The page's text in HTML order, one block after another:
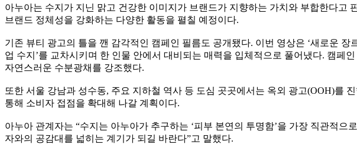
아누아는 수지가 지닌 맑고 건강한 이미지가 브랜드가 지향하는 가치와 부합한다고
브랜드 정체성을 강화하는 다양한 활동을 펼칠 예정이다.
기존 뷰티 광고의 틀을 깬 감각적인 캠페인 필름도 공개됐다. 이번 영상은 ‘새로운
업 수지’를 교차시키며 한 인물 안에서 대비되는 매력을 입체적으로 풀어냈다. 캠페
자연스러운 수분광채를 강조했다.
또한 서울 강남과 성수동, 주요 지하철 역사 등 도심 곳곳에서는 옥외 광고(OOH)를
통해 소비자 접점을 확대해 나갈 계획이다.
아누아 관계자는 “수지는 아누아가 추구하는 ‘피부 본연의 투명함’을 가장 직관적
자와의 공감대를 넓히는 계기가 되길 바란다”고 말했다.